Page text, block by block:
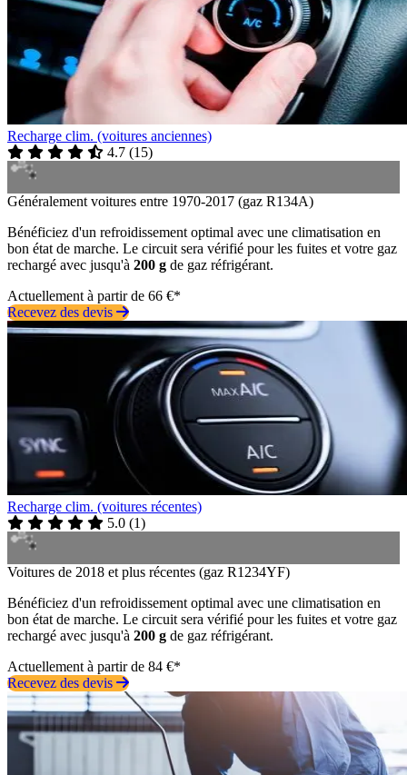
Recharge clim. (voitures anciennes)
4.7 (15)
Généralement voitures entre 1970-2017 (gaz R134A)
Bénéficiez d'un refroidissement optimal avec une climatisation en
bon état de marche. Le circuit sera vérifié pour les fuites et votre gaz
rechargé avec jusqu'à 200 g de gaz réfrigérant.
Actuellement à partir de 66 €*
Recevez des devis
Recharge clim. (voitures récentes)
5.0 (1)
Voitures de 2018 et plus récentes (gaz R1234YF)
Bénéficiez d'un refroidissement optimal avec une climatisation en
bon état de marche. Le circuit sera vérifié pour les fuites et votre gaz
rechargé avec jusqu'à 200 g de gaz réfrigérant.
Actuellement à partir de 84 €*
Recevez des devis